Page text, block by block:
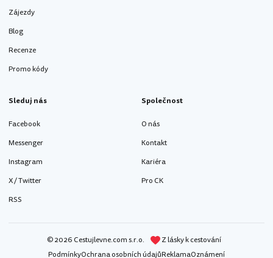
Zájezdy
Blog
Recenze
Promo kódy
Sleduj nás
Facebook
Messenger
Instagram
X / Twitter
RSS
Společnost
O nás
Kontakt
Kariéra
Pro CK
© 2026 Cestujlevne.com s.r.o.
Z lásky k cestování
PodmínkyOchrana osobních údajůReklamaOznámení